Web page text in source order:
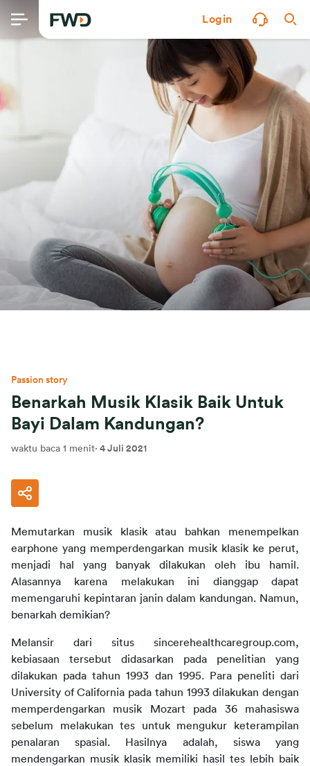
Login
Passion story
Benarkah Musik Klasik Baik Untuk
Bayi Dalam Kandungan?
waktu baca 1 menit· 4 Juli 2021
Memutarkan musik klasik atau bahkan menempelkan
earphone yang memperdengarkan musik klasik ke perut,
menjadi hal yang banyak dilakukan oleh ibu hamil.
Alasannya karena melakukan ini dianggap dapat
memengaruhi kepintaran janin dalam kandungan. Namun,
benarkah demikian?
Melansir dari situs sincerehealthcaregroup.com,
kebiasaan tersebut didasarkan pada penelitian yang
dilakukan pada tahun 1993 dan 1995. Para peneliti dari
University of California pada tahun 1993 dilakukan dengan
memperdengarkan musik Mozart pada 36 mahasiswa
sebelum melakukan tes untuk mengukur keterampilan
penalaran spasial. Hasilnya adalah, siswa yang
mendengarkan musik klasik memiliki hasil tes lebih baik